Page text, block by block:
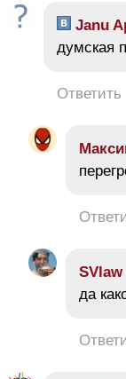
Janu
думская
Ответить
SVlaw
да